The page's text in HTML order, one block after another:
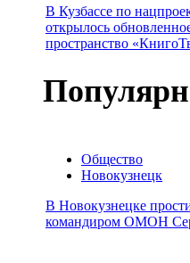
В Кузбассе по
открылось
пространство
Общество
Новокузнецк
В Новокузнецке
командиром ОМОН